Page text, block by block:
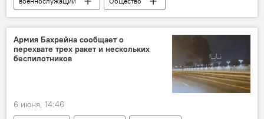
Армия Бахрейна сообщает о
перехвате трех ракет и нескольких
беспилотников
6 июня, 14:46